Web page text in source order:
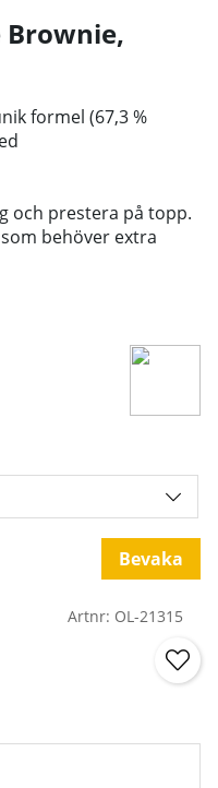
Brownie,
formel (67,3 %
och prestera på topp.
behöver extra
Bevaka
Artnr: OL-21315